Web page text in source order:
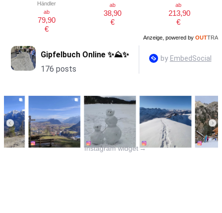
Händler
ab
79,90
€
ab
38,90
€
ab
213,90
€
Anzeige, powered by OUTTRA
Instagram widget →